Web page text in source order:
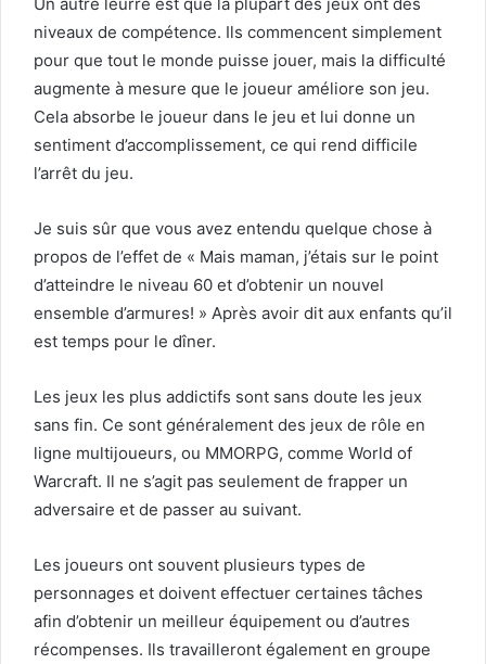
niveaux de compétence. Ils commencent simplement
pour que tout le monde puisse jouer, mais la difficulté
augmente à mesure que le joueur améliore son jeu.
Cela absorbe le joueur dans le jeu et lui donne un
sentiment d’accomplissement, ce qui rend difficile
l’arrêt du jeu.
Je suis sûr que vous avez entendu quelque chose à
propos de l’effet de « Mais maman, j’étais sur le point
d’atteindre le niveau 60 et d’obtenir un nouvel
ensemble d’armures! » Après avoir dit aux enfants qu’il
est temps pour le dîner.
Les jeux les plus addictifs sont sans doute les jeux
sans fin. Ce sont généralement des jeux de rôle en
ligne multijoueurs, ou MMORPG, comme World of
Warcraft. Il ne s’agit pas seulement de frapper un
adversaire et de passer au suivant.
Les joueurs ont souvent plusieurs types de
personnages et doivent effectuer certaines tâches
afin d’obtenir un meilleur équipement ou d’autres
récompenses. Ils travailleront également en groupe